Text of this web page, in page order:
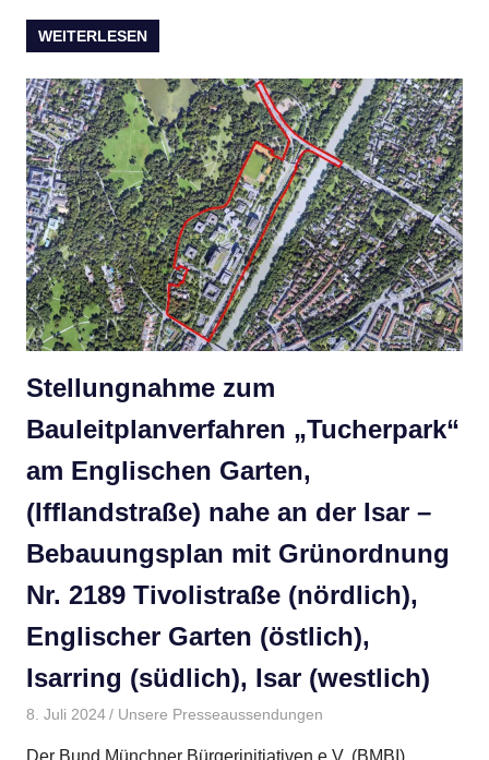
WEITERLESEN
Stellungnahme zum
Bauleitplanverfahren „Tucherpark“
am Englischen Garten,
(Ifflandstraße) nahe an der Isar –
Bebauungsplan mit Grünordnung
Nr. 2189 Tivolistraße (nördlich),
Englischer Garten (östlich),
Isarring (südlich), Isar (westlich)
8. Juli 2024 BMBI
Unsere Presseaussendungen